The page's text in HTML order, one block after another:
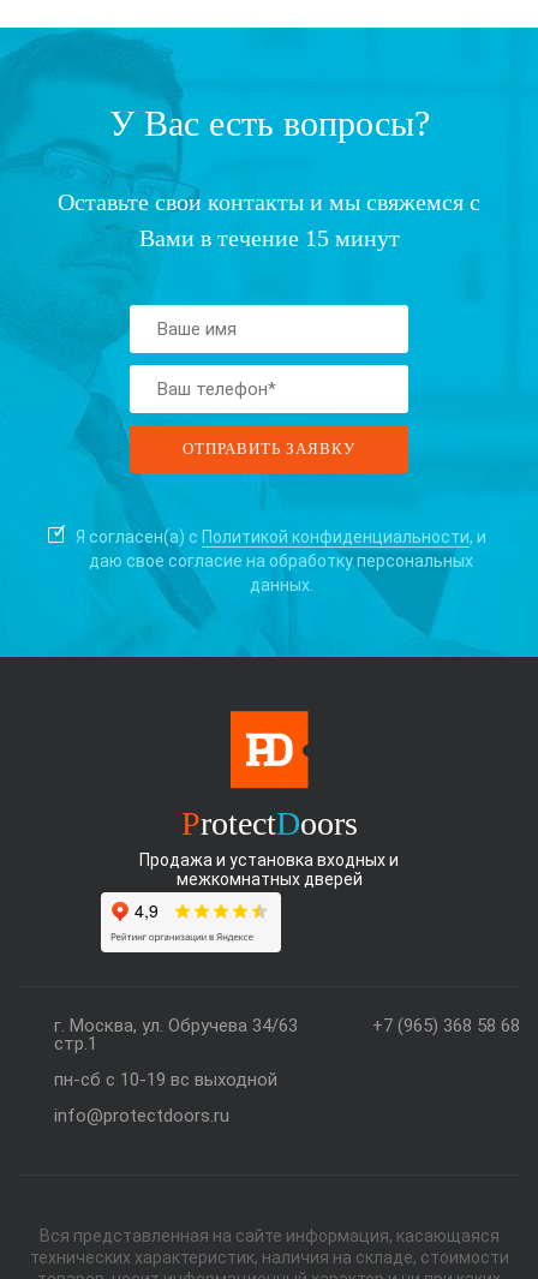
У Вас есть вопросы?
Оставьте свои контакты и мы свяжемся с
Вами в течение 15 минут
Я согласен(а) с Политикой конфиденциальности, и
даю свое согласие на обработку персональных
данных.
ProtectDoors
Продажа и установка входных и
межкомнатных дверей
+7 (965) 368 58 68
г. Москва, ул. Обручева 34/63
стр.1
пн-сб с 10-19 вс выходной
info@protectdoors.ru
Вся представленная на сайте информация, касающаяся
технических характеристик, наличия на складе, стоимости